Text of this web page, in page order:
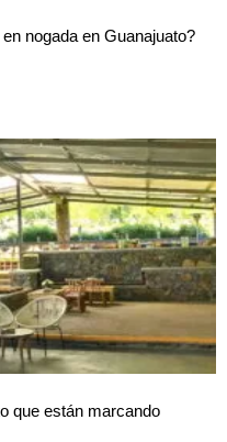
nogada en Guanajuato?
que están marcando